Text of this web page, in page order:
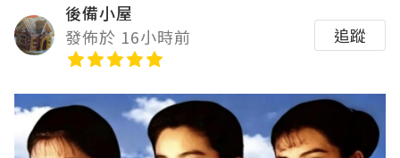
後備小屋
發佈於 16小時前
追蹤